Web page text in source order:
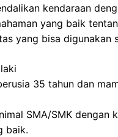
kendaraan
yang baik
yang bisa digunakan
35 tahun dan
SMA/SMK dengan
baik.